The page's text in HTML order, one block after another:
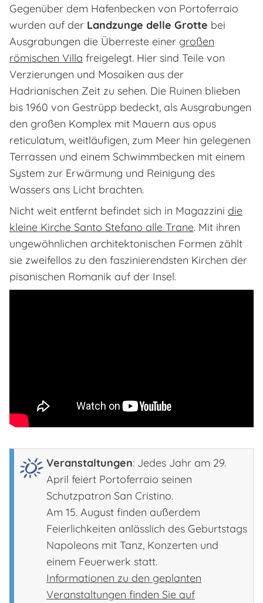
Gegenüber dem Hafenbecken von Portoferraio
wurden auf der Landzunge delle Grotte bei
Ausgrabungen die Überreste einer großen
römischen Villa freigelegt. Hier sind Teile von
Verzierungen und Mosaiken aus der
Hadrianischen Zeit zu sehen. Die Ruinen blieben
bis 1960 von Gestrüpp bedeckt, als Ausgrabungen
den großen Komplex mit Mauern aus opus
reticulatum , weitläufigen, zum Meer hin gelegenen
Terrassen und einem Schwimmbecken mit einem
System zur Erwärmung und Reinigung des
Wassers ans Licht brachten.
Nicht weit entfernt befindet sich in Magazzini die
kleine Kirche Santo Stefano alle Trane. Mit ihren
ungewöhnlichen architektonischen Formen zählt
sie zweifellos zu den faszinierendsten Kirchen der
pisanischen Romanik auf der Insel.
Veranstaltungen: Jedes Jahr am 29.
April feiert Portoferraio seinen
Schutzpatron San Cristino.
Am 15. August finden außerdem
Feierlichkeiten anlässlich des Geburtstags
Napoleons mit Tanz, Konzerten und
einem Feuerwerk statt.
Informationen zu den geplanten
Veranstaltungen finden Sie auf